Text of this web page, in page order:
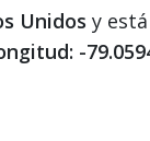
Unidos y
-